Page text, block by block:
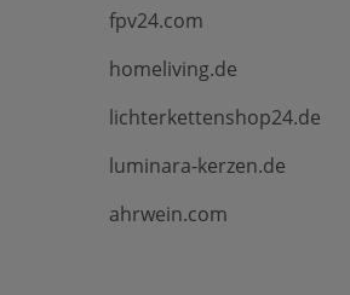
fpv24.com
homeliving.de
lichterkettenshop24.de
luminara-kerzen.de
ahrwein.com